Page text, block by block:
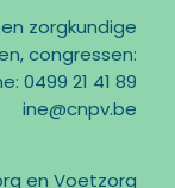
zorgkundige
congressen:
0499 21 41 89
ine@cnpv.be
en Voetzorg